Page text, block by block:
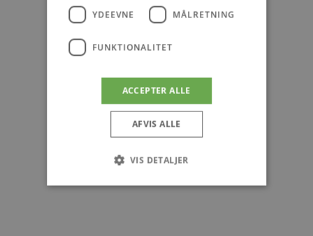
YDEEVNE MÅLRETNING
FUNKTIONALITET
ACCEPTER ALLE
AFVIS ALLE
VIS DETALJER